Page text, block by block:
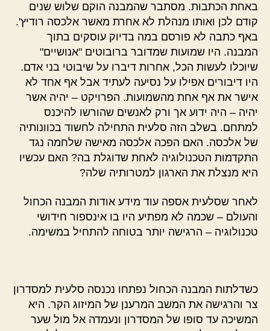
באחת הכתבות. מסתבר שהמבנה הוקם שלוש שנים
קודם לכן ואותו מנהלת לא אחרת מאשר אלכסה רודיץ'.
באף כתבה לא פורסם במה בדיוק עוסקים בתוך
המבנה. היו שמועות שמדובר ברובוטים "אנושיים"
שיוכלו לעשות הכל, אחרות דיברו על שיבוטי בני אדם.
היו דיבורים אפילו על נסיעה לעתיד אבל אף אחד לא
אישר את אף אחת מהשמועות. הפרויקט – יהיה אשר
יהיה – היה ידוע אך ורק לאנשים שהורשו להיכנס
למתחם. בשלב הזה סלעית התחילה לחשוד בכוונותיה
של אלכסה. האם הפכה אלכסה מאישה שלחמה נגד
התקדמות הטכנולוגיה לאחת שדוגלת בה? האם עכשיו
היא מנצלת את הארגון למטרותיה שלה?
לאחר שסלעית אספה עוד מידע אודות המבנה הכחול
והעולם – שכמה לא מפתיע היו בו אינספור חידושי
טכנולוגיה – הרגישה יותר בטוחה להתחיל במשימה.
כשדלתות המבנה הכחול נפתחו נכנסה סלעית למסדרון
צר והרגישה את המשב המרענן של המיזוג הקר. היא
המשיכה עד סופו של המסדרון ונעמדה אל מול שער